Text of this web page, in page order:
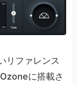
リファレンス
に搭載さ